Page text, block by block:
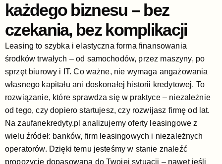
każdego biznesu – bez
czekania, bez komplikacji
Leasing to szybka i elastyczna forma finansowania
środków trwałych – od samochodów, przez maszyny, po
sprzęt biurowy i IT. Co ważne, nie wymaga angażowania
własnego kapitału ani doskonałej historii kredytowej. To
rozwiązanie, które sprawdza się w praktyce – niezależnie
od tego, czy dopiero startujesz, czy rozwijasz firmę od lat.
Na zaufanekredyty.pl analizujemy oferty leasingowe z
wielu źródeł: banków, firm leasingowych i niezależnych
operatorów. Dzięki temu jesteśmy w stanie znaleźć
propozycję dopasowaną do Twojej sytuacji – nawet jeśli